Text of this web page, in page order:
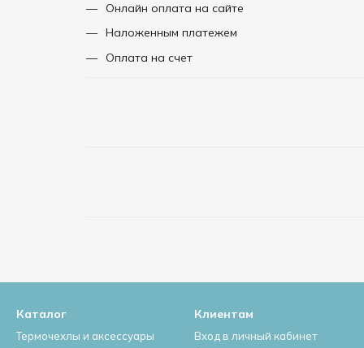
Онлайн оплата на сайте
Наложенным платежем
Оплата на счет
Каталог
Термочехлы и аксессуары
Клиентам
Вход в личный кабинет